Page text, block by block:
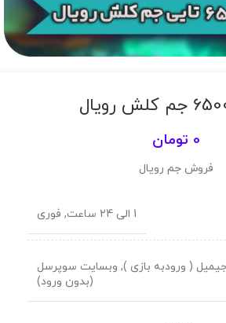
کنید
0 تومان
فروش جم رویال
1 الی 24 ساعت , فوری
( ورودبه بازی ), وبسایت سوپرسل
(بدون ورود)